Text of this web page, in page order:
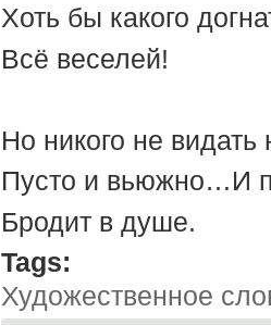
Хоть бы какого
Всё веселей!
Но никого не видать
Пусто и вьюжно…И
Бродит в душе.
Tags:
Художественное